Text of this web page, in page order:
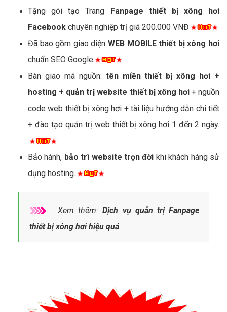
Tặng gói tạo Trang Fanpage thiết bị xông hơi
Facebook chuyên nghiệp trị giá 200.000 VNĐ
Đã bao gồm giao diện WEB MOBILE thiết bị xông hơi
chuẩn SEO Google
Bàn giao mã nguồn: tên miền thiết bị xông hơi +
hosting + quản trị website thiết bị xông hơi+ nguồn
code web thiết bị xông hơi + tài liệu hướng dẫn chi tiết
+ đào tạo quản trị web thiết bị xông hơi 1 đến 2 ngày.
Bảo hành, bảo trì website trọn đời khi khách hàng sử
dụng hosting.
Xem thêm:Dịch vụ quản trị Fanpage
thiết bị xông hơi hiệu quả